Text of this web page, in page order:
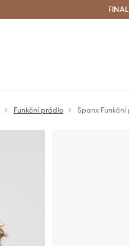
Doručení a vrácení zdarma (od
Funkční prádlo Spanx Funkční